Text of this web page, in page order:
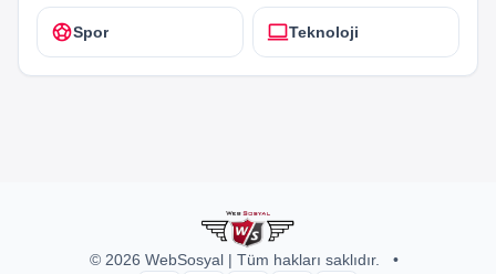
sports_soccerSpor computerTeknoloji
© 2026 WebSosyal | Tüm hakları saklıdır. •